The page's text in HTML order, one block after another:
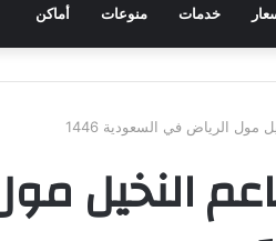
خدمات منوعات أماكن
الرياض في السعودية 1446
النخيل